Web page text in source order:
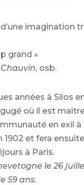
imagination
grand »
, osb.
années à Silos
où il est
en exil
1902 et fera
à Paris.
le 26
59 ans.